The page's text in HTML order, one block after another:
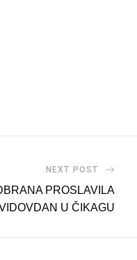
NEXT POST
PROSLAVILA
U ČIKAGU